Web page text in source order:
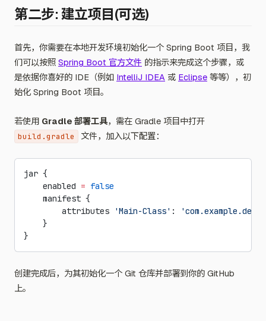
第二步: 建立项目(可选)
首先，你需要在本地开发环境初始化一个 Spring Boot 项目，我
们可以按照 Spring Boot 官方文件 的指示来完成这个步骤，或
是依据你喜好的 IDE（例如 IntelliJ IDEA 或 Eclipse 等等），初
始化 Spring Boot 项目。
若使用 Gradle 部署工具，需在 Gradle 项目中打开
build.gradle 文件，加入以下配置：
jar {
    enabled
= false
    manifest {
        attributes
'Main-Class' :
    }
}
创建完成后，为其初始化一个 Git 仓库并部署到你的 GitHub
上。